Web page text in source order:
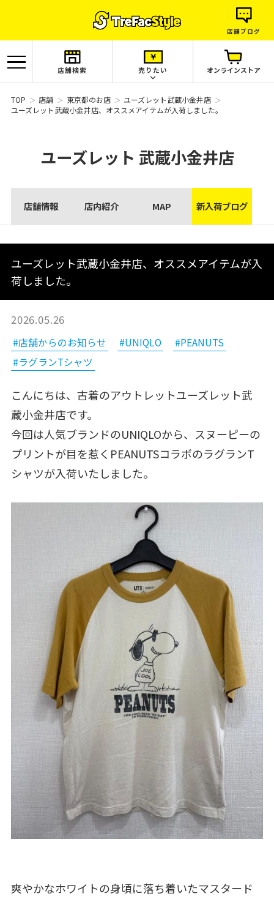
店舗ブログ
店舗検索 売りたい オンラインストア
TOP 店舗 東京都のお店
ユーズレット武蔵小金井店
ユーズレット武蔵小金井店、オススメアイテムが入荷しました。
ユーズレット 武蔵小金井店
店舗情報 店内紹介 MAP 新入荷ブログ
ユーズレット武蔵小金井店、オススメアイテムが入
荷しました。
2026.05.26
#店舗からのお知らせ #UNIQLO
#PEANUTS
#ラグランTシャツ
こんにちは、古着のアウトレットユーズレット武
蔵小金井店です。
今回は人気ブランドのUNIQLOから、スヌーピーの
プリントが目を惹くPEANUTSコラボのラグランT
シャツが入荷いたしました。
爽やかなホワイトの身頃に落ち着いたマスタード